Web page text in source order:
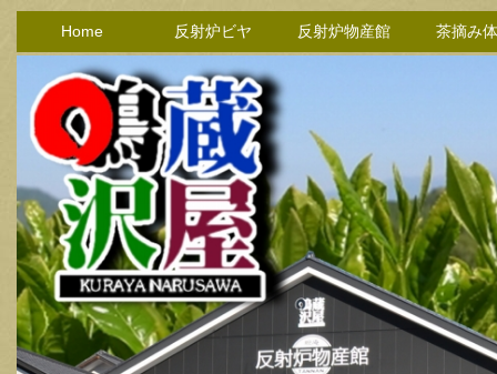
Home 反射炉ビヤ 反射炉物産館 茶摘み